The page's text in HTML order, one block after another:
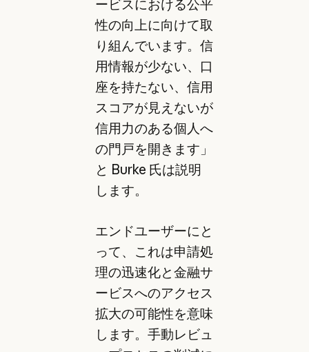
ービスにおける公平
性の向上に向けて取
り組んでいます。信
用情報が少ない、口
座を持たない、信用
スコアが見えないが
信用力のある個人へ
の門戸を開きます」
と Burke 氏は説明
します。
エンドユーザーにと
って、これは申請処
理の迅速化と金融サ
ービスへのアクセス
拡大の可能性を意味
します。手動レビュ